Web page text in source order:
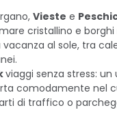
Vieste e
cristallino e
al sole, tra
viaggi senza stress:
comodamente nel
di traffico o